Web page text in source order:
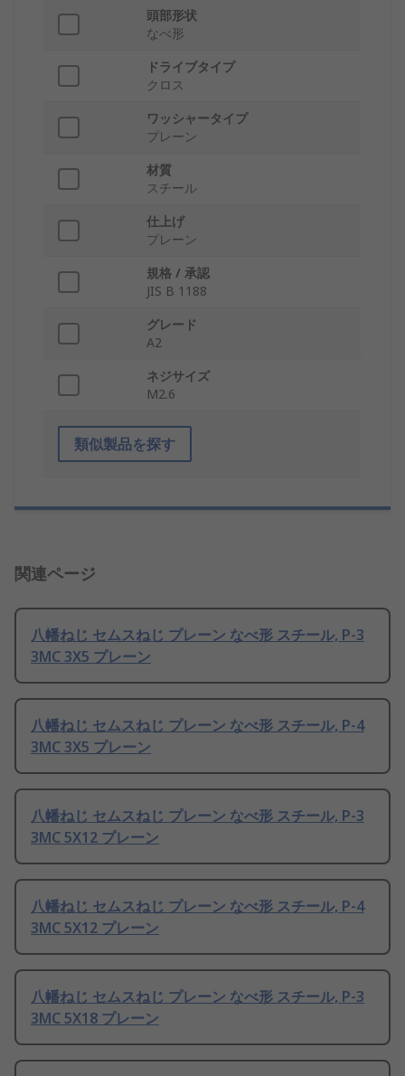
頭部形状
なべ形
ドライブタイプ
クロス
ワッシャータイプ
プレーン
材質
スチール
仕上げ
プレーン
規格 / 承認
JIS B 1188
グレード
A2
ネジサイズ
M2.6
類似製品を探す
関連ページ
八幡ねじ セムスねじ プレーン なべ形 スチール, P-3
3MC 3X5 プレーン
八幡ねじ セムスねじ プレーン なべ形 スチール, P-4
3MC 3X5 プレーン
八幡ねじ セムスねじ プレーン なべ形 スチール, P-3
3MC 5X12 プレーン
八幡ねじ セムスねじ プレーン なべ形 スチール, P-4
3MC 5X12 プレーン
八幡ねじ セムスねじ プレーン なべ形 スチール, P-3
3MC 5X18 プレーン